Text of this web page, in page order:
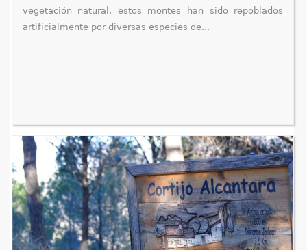
vegetación natural, estos montes han sido repoblados
artificialmente por diversas especies de...